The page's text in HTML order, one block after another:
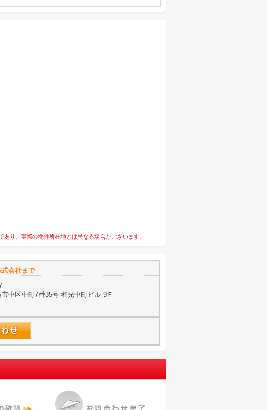
り、実際の物件所在地とは異なる場合がございます。
会社まで
中区中町7番35号 和光中町ビル 9Ｆ